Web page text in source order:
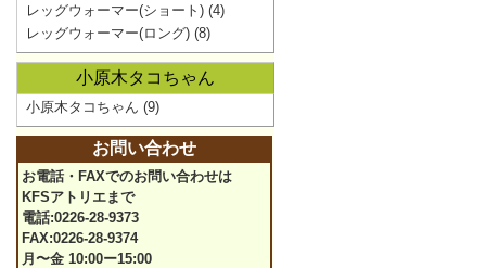
レッグウォーマー(ショート) (4)
レッグウォーマー(ロング) (8)
小原木タコちゃん
小原木タコちゃん (9)
お問い合わせ
お電話・FAXでのお問い合わせは
KFSアトリエまで
電話:0226-28-9373
FAX:0226-28-9374
月〜金 10:00ー15:00